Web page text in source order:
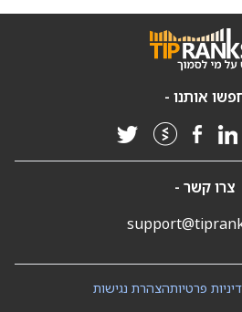
אותנו -
צרו קשר -
הצהרת נגישותפרטיות